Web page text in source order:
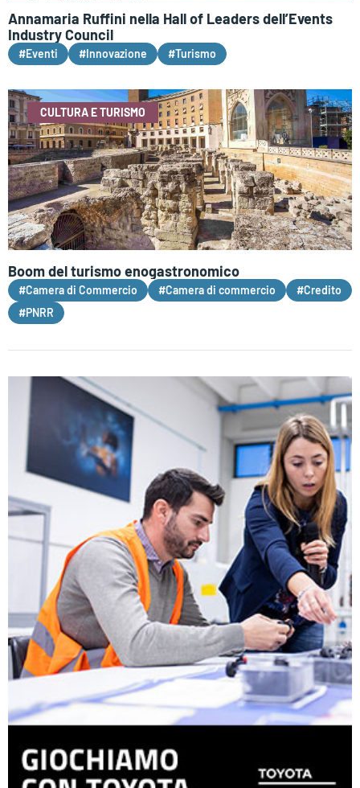
Annamaria Ruffini nella Hall of Leaders dell’Events
Industry Council
#Eventi #Innovazione #Turismo
CULTURA E TURISMO
Boom del turismo enogastronomico
#Camera di Commercio #Camera di commercio
#Credito
#PNRR